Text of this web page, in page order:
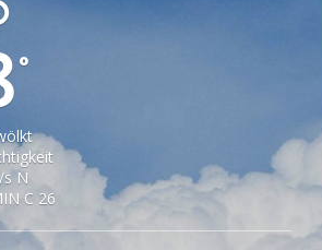
°
s N
C 26